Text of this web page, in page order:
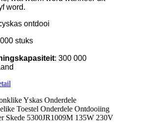
word.
yskas ontdooi
stuks
: 300 000